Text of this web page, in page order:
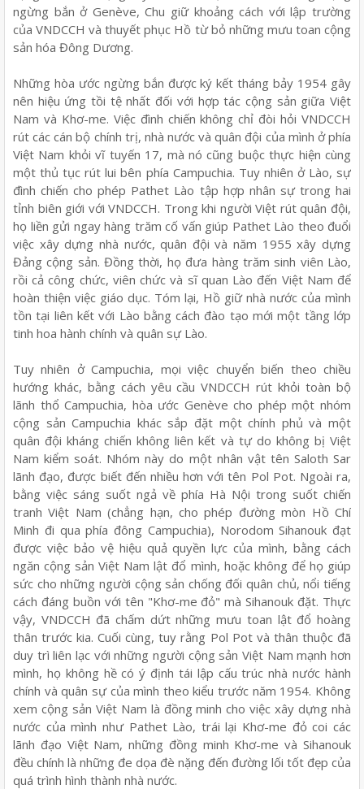
ngừng bắn ở Genève, Chu giữ khoảng cách với lập trường
của VNDCCH và thuyết phục Hồ từ bỏ những mưu toan cộng
sản hóa Đông Dương.
Những hòa ước ngừng bắn được ký kết tháng bảy 1954 gây
nên hiệu ứng tồi tệ nhất đối với hợp tác cộng sản giữa Việt
Nam và Khơ-me. Việc đình chiến không chỉ đòi hỏi VNDCCH
rút các cán bộ chính trị, nhà nước và quân đội của mình ở phía
Việt Nam khỏi vĩ tuyến 17, mà nó cũng buộc thực hiện cùng
một thủ tục rút lui bên phía Campuchia. Tuy nhiên ở Lào, sự
đình chiến cho phép Pathet Lào tập hợp nhân sự trong hai
tỉnh biên giới với VNDCCH. Trong khi người Việt rút quân đội,
họ liền gửi ngay hàng trăm cố vấn giúp Pathet Lào theo đuổi
việc xây dựng nhà nước, quân đội và năm 1955 xây dựng
Đảng cộng sản. Đồng thời, họ đưa hàng trăm sinh viên Lào,
rồi cả công chức, viên chức và sĩ quan Lào đến Việt Nam để
hoàn thiện việc giáo dục. Tóm lại, Hồ giữ nhà nước của mình
tồn tại liên kết với Lào bằng cách đào tạo mới một tầng lớp
tinh hoa hành chính và quân sự Lào.
Tuy nhiên ở Campuchia, mọi việc chuyển biến theo chiều
hướng khác, bằng cách yêu cầu VNDCCH rút khỏi toàn bộ
lãnh thổ Campuchia, hòa ước Genève cho phép một nhóm
cộng sản Campuchia khác sắp đặt một chính phủ và một
quân đội kháng chiến không liên kết và tự do không bị Việt
Nam kiểm soát. Nhóm này do một nhân vật tên Saloth Sar
lãnh đạo, được biết đến nhiều hơn với tên Pol Pot. Ngoài ra,
bằng việc sáng suốt ngả về phía Hà Nội trong suốt chiến
tranh Việt Nam (chẳng hạn, cho phép đường mòn Hồ Chí
Minh đi qua phía đông Campuchia), Norodom Sihanouk đạt
được việc bảo vệ hiệu quả quyền lực của mình, bằng cách
ngăn cộng sản Việt Nam lật đổ mình, hoặc không để họ giúp
sức cho những người cộng sản chống đối quân chủ, nổi tiếng
cách đáng buồn với tên "Khơ-me đỏ" mà Sihanouk đặt. Thực
vậy, VNDCCH đã chấm dứt những mưu toan lật đổ hoàng
thân trước kia. Cuối cùng, tuy rằng Pol Pot và thân thuộc đã
duy trì liên lạc với những người cộng sản Việt Nam mạnh hơn
mình, họ không hề có ý định tái lập cấu trúc nhà nước hành
chính và quân sự của mình theo kiểu trước năm 1954. Không
xem cộng sản Việt Nam là đồng minh cho việc xây dựng nhà
nước của mình như Pathet Lào, trái lại Khơ-me đỏ coi các
lãnh đạo Việt Nam, những đồng minh Khơ-me và Sihanouk
đều chính là những đe dọa đè nặng đến đường lối tốt đẹp của
quá trình hình thành nhà nước.